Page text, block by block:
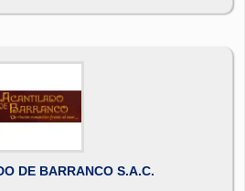
DE BARRANCO S.A.C.